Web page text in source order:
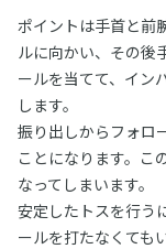
ポイントは手首と前
ルに向かい、その後
ールを当てて、イン
します。
振り出しからフォロ
ことになります。こ
なってしまいます。
安定したトスを行う
ールを打たなくても